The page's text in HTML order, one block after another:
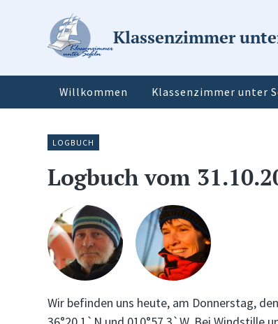
Klassenzimmer
Willkommen Klassenzimmer unter
LOGBUCH
Logbuch vom
Wir befinden uns heute, am Donnerstag,